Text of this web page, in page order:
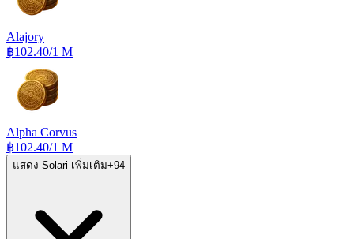
Alajory
฿102.40/1 M
Alpha Corvus
฿102.40/1 M
แสดง Solari เพิ่มเติม+94